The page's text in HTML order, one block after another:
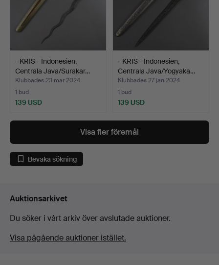
- KRIS - Indonesien,
Centrala Java/Surakar…
Klubbades 23 mar 2024
1 bud
139 USD
- KRIS - Indonesien,
Centrala Java/Yogyaka…
Klubbades 27 jan 2024
1 bud
139 USD
Visa fler föremål
Bevaka sökning
Auktionsarkivet
Du söker i vårt arkiv över avslutade auktioner.
Visa pågående auktioner istället.